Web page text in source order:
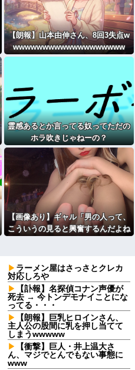
【朗報】山本由伸さん、8回3失点w
wwwwwwwwwwwwwwwwwww
霊感あるとか言ってる奴ってただの
ホラ吹きじゃねーの？
【画像あり】ギャル「男の人って、
こういうの見ると興奮するんだよね
ラーメン屋はさっさとクレカ
対応しろや
【訃報】名探偵コナン声優が
死去 → 今トンデモナイことにな
ってる・・・
【朗報】巨乳ヒロインさん、
主人公の股間に乳を押し当てて
しまうwwwww
【衝撃】巨人・井上温大さ
ん、マジでとんでもない事態に
www